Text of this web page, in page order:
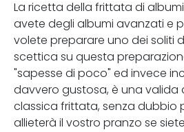
La ricetta della frittata di
avete degli albumi avanzati e
volete preparare uno dei soliti
scettica su questa
"sapesse di poco" ed invece
davvero gustosa, è una valida
classica frittata, senza dubbio
allieterà il vostro pranzo se